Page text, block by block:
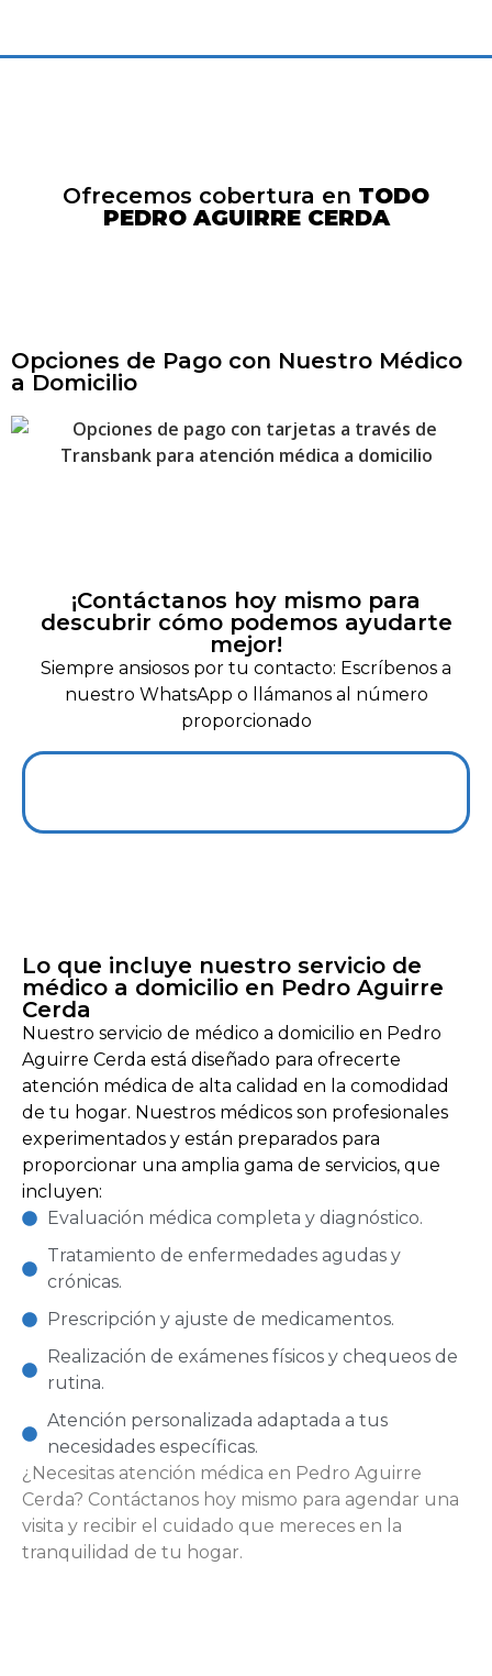
Ofrecemos cobertura en TODO
PEDRO AGUIRRE CERDA
Opciones de Pago con Nuestro Médico
a Domicilio
¡Contáctanos hoy mismo para
descubrir cómo podemos ayudarte
mejor!
Siempre ansiosos por tu contacto: Escríbenos a
nuestro WhatsApp o llámanos al número
proporcionado
Lo que incluye nuestro servicio de
médico a domicilio en Pedro Aguirre
Cerda
Nuestro servicio de médico a domicilio en Pedro
Aguirre Cerda está diseñado para ofrecerte
atención médica de alta calidad en la comodidad
de tu hogar. Nuestros médicos son profesionales
experimentados y están preparados para
proporcionar una amplia gama de servicios, que
incluyen:
Evaluación médica completa y diagnóstico.
Tratamiento de enfermedades agudas y
crónicas.
Prescripción y ajuste de medicamentos.
Realización de exámenes físicos y chequeos de
rutina.
Atención personalizada adaptada a tus
necesidades específicas.
¿Necesitas atención médica en Pedro Aguirre
Cerda? Contáctanos hoy mismo para agendar una
visita y recibir el cuidado que mereces en la
tranquilidad de tu hogar.